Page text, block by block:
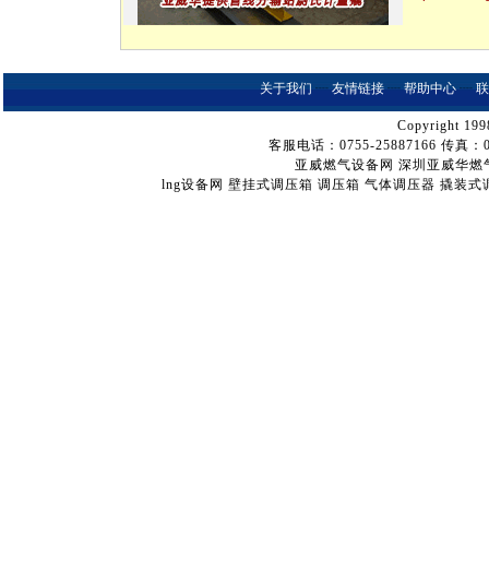
关于我们 ┈ 友情链接 ┈ 帮助中心 ┈
Copyright
客服电话：0755-25887166 传真
亚威燃气设备网 深圳亚威华
lng设备网 壁挂式调压箱 调压箱 气体调压器 撬装式